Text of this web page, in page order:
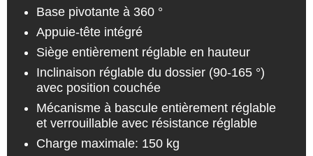
Base pivotante à 360 °
Appuie-tête intégré
Siège entièrement réglable en hauteur
Inclinaison réglable du dossier (90-165 °)
avec position couchée
Mécanisme à bascule entièrement réglable
et verrouillable avec résistance réglable
Charge maximale: 150 kg